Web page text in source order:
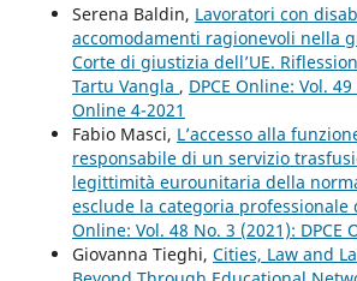
Serena Baldin, Lavoratori con
accomodamenti ragionevoli nella
Corte di giustizia dell’UE.
Tartu Vangla , DPCE Online: Vol.
Online 4-2021
Fabio Masci, L’accesso alla
responsabile di un servizio
legittimità eurounitaria della
esclude la categoria professionale
Online: Vol. 48 No. 3 (2021): DPCE
Giovanna Tieghi, Cities, Law and